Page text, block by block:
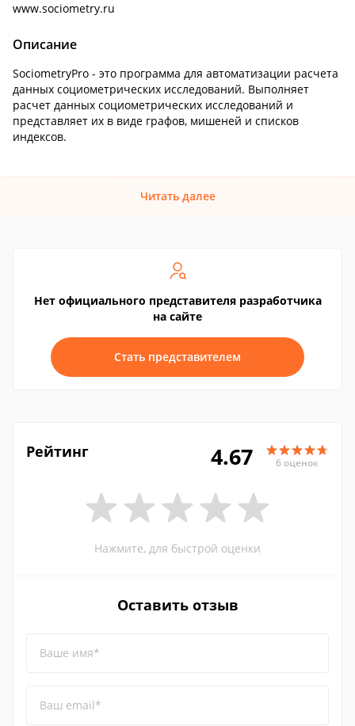
www.sociometry.ru
Описание
SociometryPro - это программа для автоматизации расчета
данных социометрических исследований. Выполняет
расчет данных социометрических исследований и
представляет их в виде графов, мишеней и списков
индексов.
Читать далее
Нет официального представителя разработчика
на сайте
Стать представителем
Рейтинг 4.67 6 оценок
Нажмите, для быстрой оценки
Оставить отзыв
Ваше имя*
Ваш email*